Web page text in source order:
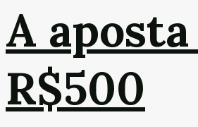
A
R$500